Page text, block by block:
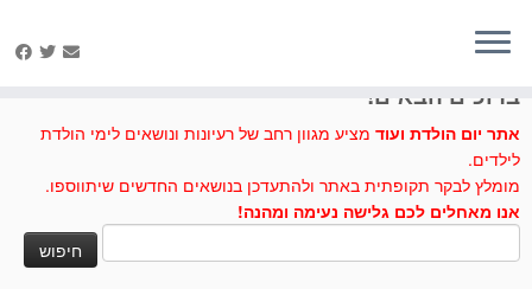
ברוכים הבאים!
אתר יום הולדת ועוד מציע מגוון רחב של רעיונות ונושאים לימי הולדת
לילדים.
מומלץ לבקר תקופתית באתר ולהתעדכן בנושאים החדשים שיתווספו.
אנו מאחלים לכם גלישה נעימה ומהנה!